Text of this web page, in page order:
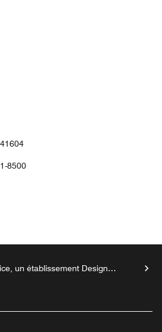
8500
un établissement Design